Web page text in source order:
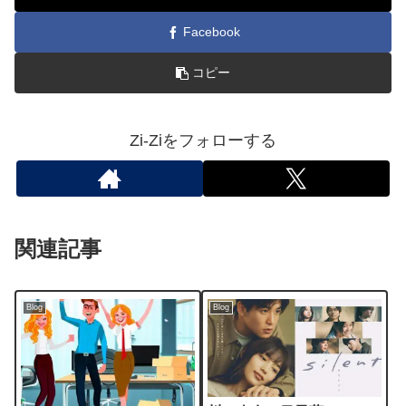
Facebook
コピー
Zi-Ziをフォローする
関連記事
Blog Blog